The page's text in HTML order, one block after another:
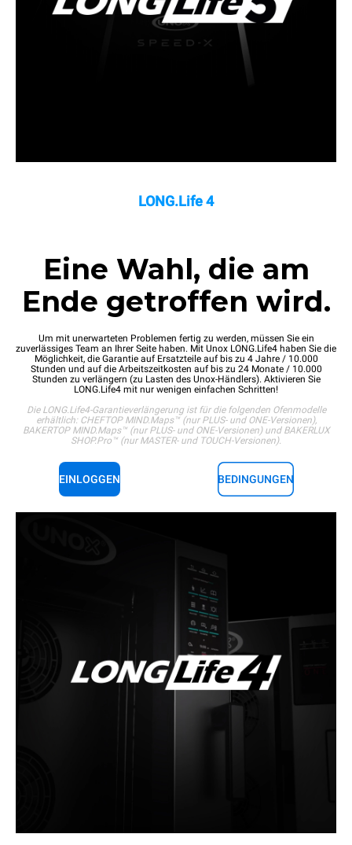
LONG.Life 4
Eine Wahl, die am
Ende getroffen wird.
Um mit unerwarteten Problemen fertig zu werden, müssen Sie ein
zuverlässiges Team an Ihrer Seite haben. Mit Unox LONG.Life4 haben Sie die
Möglichkeit, die Garantie auf Ersatzteile auf bis zu 4 Jahre / 10.000
Stunden und auf die Arbeitszeitkosten auf bis zu 24 Monate / 10.000
Stunden zu verlängern (zu Lasten des Unox-Händlers). Aktivieren Sie
LONG.Life4 mit nur wenigen einfachen Schritten!
Die LONG.Life4-Garantieverlängerung ist für die folgenden Ofenmodelle
erhältlich: CHEFTOP MIND.Maps™ (nur PLUS- und ONE-Versionen),
BAKERTOP MIND.Maps™ (nur PLUS- und ONE-Versionen) und BAKERLUX
SHOP.Pro™ (nur MASTER- und TOUCH-Versionen).
EINLOGGEN BEDINGUNGEN